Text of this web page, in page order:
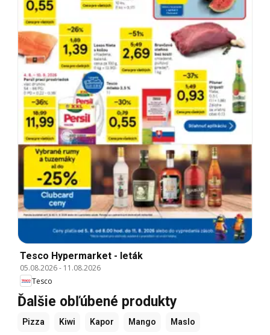
Tesco Hypermarket - leták
05.08.2026- 11.08.2026
Tesco
Ďalšie obľúbené produkty
Pizza Kiwi Kapor Mango Maslo